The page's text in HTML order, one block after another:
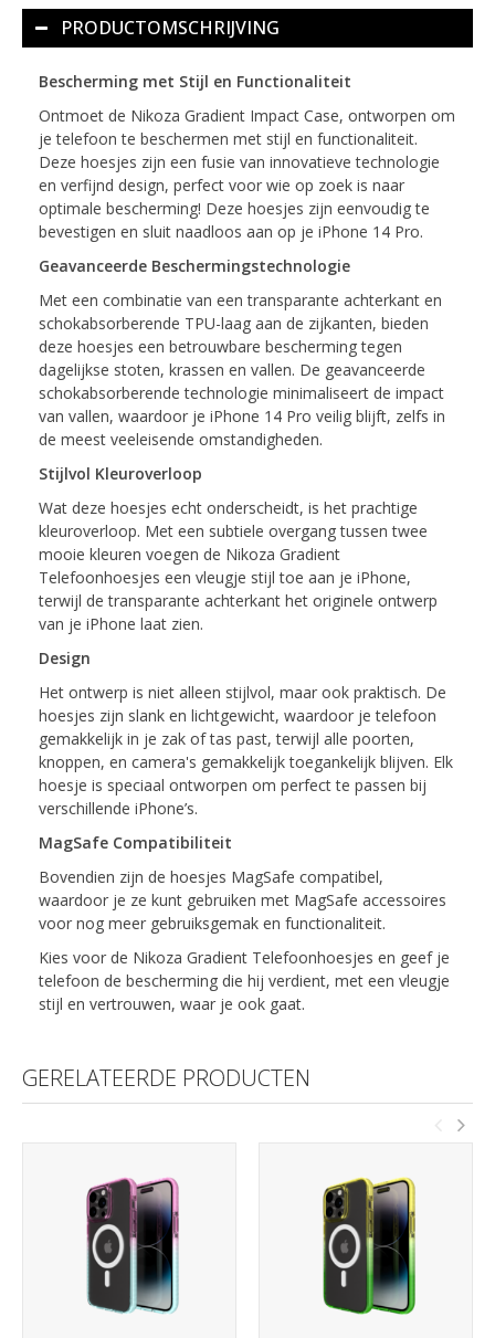
PRODUCTOMSCHRIJVING
Bescherming met Stijl en Functionaliteit
Ontmoet de Nikoza Gradient Impact Case, ontworpen om
je telefoon te beschermen met stijl en functionaliteit.
Deze hoesjes zijn een fusie van innovatieve technologie
en verfijnd design, perfect voor wie op zoek is naar
optimale bescherming! Deze hoesjes zijn eenvoudig te
bevestigen en sluit naadloos aan op je iPhone 14 Pro.
Geavanceerde Beschermingstechnologie
Met een combinatie van een transparante achterkant en
schokabsorberende TPU-laag aan de zijkanten, bieden
deze hoesjes een betrouwbare bescherming tegen
dagelijkse stoten, krassen en vallen. De geavanceerde
schokabsorberende technologie minimaliseert de impact
van vallen, waardoor je iPhone 14 Pro veilig blijft, zelfs in
de meest veeleisende omstandigheden.
Stijlvol Kleuroverloop
Wat deze hoesjes echt onderscheidt, is het prachtige
kleuroverloop. Met een subtiele overgang tussen twee
mooie kleuren voegen de Nikoza Gradient
Telefoonhoesjes een vleugje stijl toe aan je iPhone,
terwijl de transparante achterkant het originele ontwerp
van je iPhone laat zien.
Design
Het ontwerp is niet alleen stijlvol, maar ook praktisch. De
hoesjes zijn slank en lichtgewicht, waardoor je telefoon
gemakkelijk in je zak of tas past, terwijl alle poorten,
knoppen, en camera's gemakkelijk toegankelijk blijven. Elk
hoesje is speciaal ontworpen om perfect te passen bij
verschillende iPhone’s.
MagSafe Compatibiliteit
Bovendien zijn de hoesjes MagSafe compatibel,
waardoor je ze kunt gebruiken met MagSafe accessoires
voor nog meer gebruiksgemak en functionaliteit.
Kies voor de Nikoza Gradient Telefoonhoesjes en geef je
telefoon de bescherming die hij verdient, met een vleugje
stijl en vertrouwen, waar je ook gaat.
GERELATEERDE PRODUCTEN